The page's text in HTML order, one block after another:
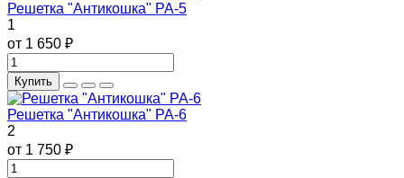
Решетка "Антикошка" РА-5
1
от 1 650 ₽
Купить
Решетка "Антикошка" РА-6
2
от 1 750 ₽